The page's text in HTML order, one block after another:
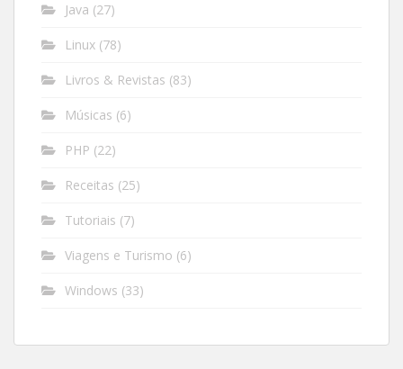
Java (27)
Linux (78)
Livros & Revistas (83)
Músicas (6)
PHP (22)
Receitas (25)
Tutoriais (7)
Viagens e Turismo (6)
Windows (33)